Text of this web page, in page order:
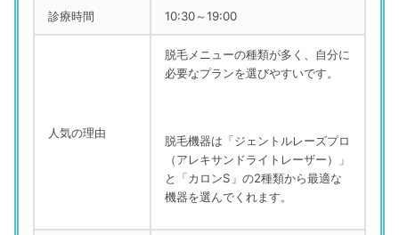
診療時間 10:30～19:00
人気の理由
脱毛メニューの種類が多く、自分に
必要なプランを選びやすいです。
脱毛機器は「ジェントルレーズプロ
（アレキサンドライトレーザー）」
と「カロンS」の2種類から最適な
機器を選んでくれます。